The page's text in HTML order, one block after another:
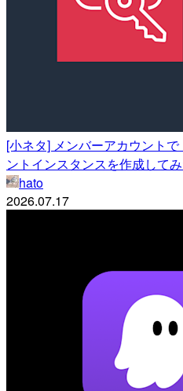
[小ネタ] メンバーアカウント
ントインスタンスを作成して
hato
2026.07.17